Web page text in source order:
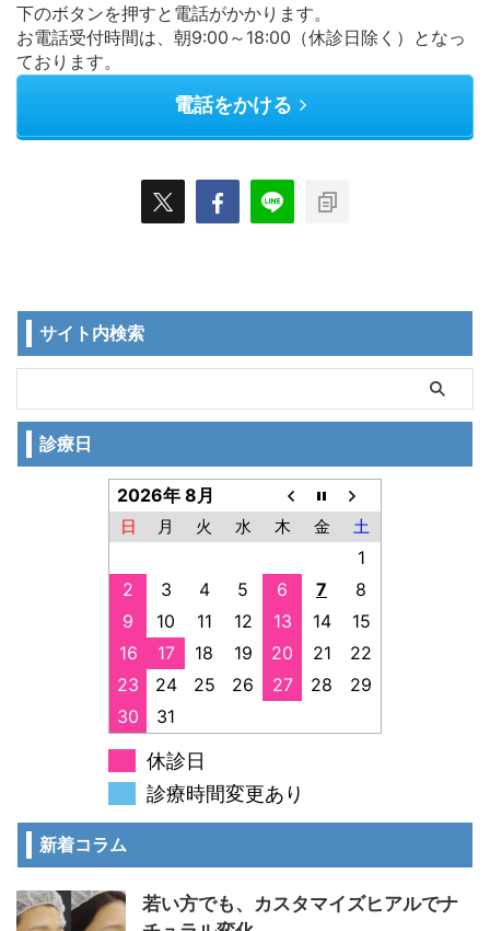
下のボタンを押すと電話がかかります。
お電話受付時間は、朝9:00～18:00（休診日除く）となっ
ております。
電話をかける
サイト内検索
診療日
2026年 8月
日 月 火 水 木 金 土
1
2
3 4 5 6 7
8
9
10 11 12 13 14
15
16
17 18 19 20 21
22
23
24 25 26 27 28
29
30
31
休診日
診療時間変更あり
新着コラム
若い方でも、カスタマイズヒアルでナ